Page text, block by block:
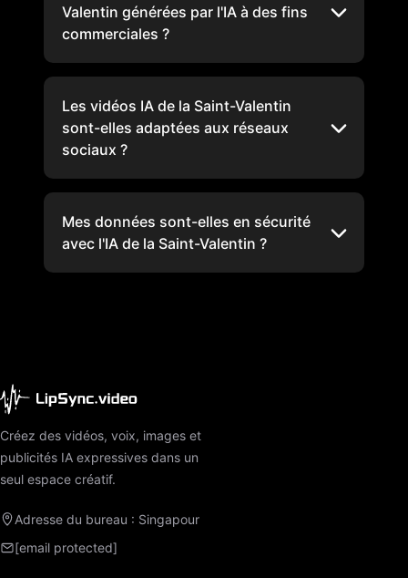
Valentin générées par l'IA à des fins
commerciales ?
Les vidéos IA de la Saint-Valentin
sont-elles adaptées aux réseaux
sociaux ?
Mes données sont-elles en sécurité
avec l'IA de la Saint-Valentin ?
Créez des vidéos, voix, images et
publicités IA expressives dans un
seul espace créatif.
Adresse du bureau : Singapour
[email protected]